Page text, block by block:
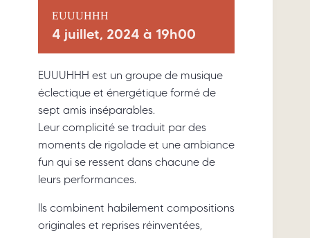
EUUUHHH
4 juillet, 2024 à 19h00
EUUUHHH est un groupe de musique
éclectique et énergétique formé de
sept amis inséparables.
Leur complicité se traduit par des
moments de rigolade et une ambiance
fun qui se ressent dans chacune de
leurs performances.
Ils combinent habilement compositions
originales et reprises réinventées,